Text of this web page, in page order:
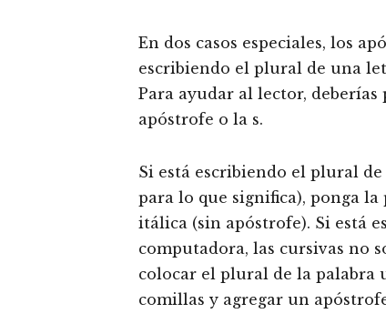
En dos casos especiales, los
escribiendo el plural de una
Para ayudar al lector,
apóstrofe o la s.
Si está escribiendo el plural
para lo que significa), ponga
itálica (sin apóstrofe). Si está
computadora, las cursivas no
colocar el plural de la palabra
comillas y agregar un